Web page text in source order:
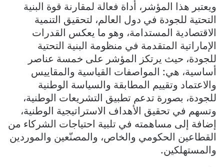
ويعتبر هذا المؤشر، أداة فعالة لمقارنة قوة البنية
التحتية للجودة في دول العالم، لتحقيق التنمية
الاقتصادية المستدامة، وهو ما يعكس القدرات
الإماراتية المتقدمة في منظومة البنية التحتية
للجودة، حيث يرتكز المؤشر على خمسة عناصر
أساسية، هي: المواصفات القياسية والمقاييس
والاعتماد وتقييم المطابقة والسياسة الوطنية
للجودة، بصورة تدعم تطبيق التشريعات الوطنية،
وتسهم في تحقيق الأهداف الاستراتيجية الوطنية،
إضافة إلى مساهمته في تلبية احتياجات الشركاء من
القطاعين الحكومي والخاص، والمصنّعين والموردين
والمستهلكين.